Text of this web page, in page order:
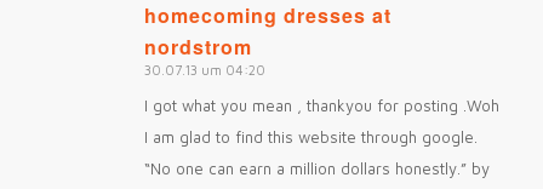
homecoming dresses at
nordstrom
says:
30.07.13 um 04:20
I got what you mean , thankyou for posting .Woh
I am glad to find this website through google.
“No one can earn a million dollars honestly.” by